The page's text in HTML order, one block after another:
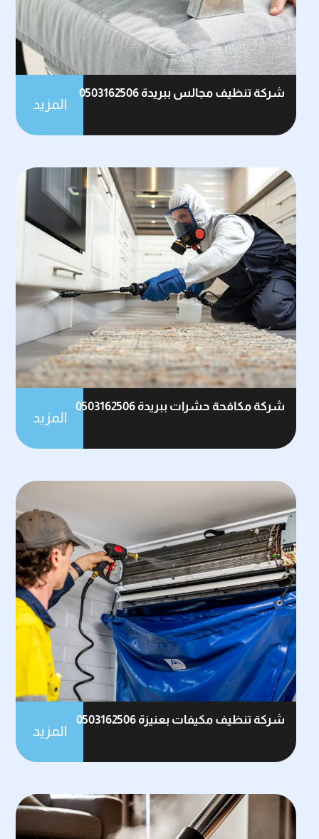
شركة تنظيف مجالس ببريدة 0503162506
المزيد
شركة مكافحة حشرات ببريدة 0503162506
المزيد
شركة تنظيف مكيفات بعنيزة 0503162506
المزيد